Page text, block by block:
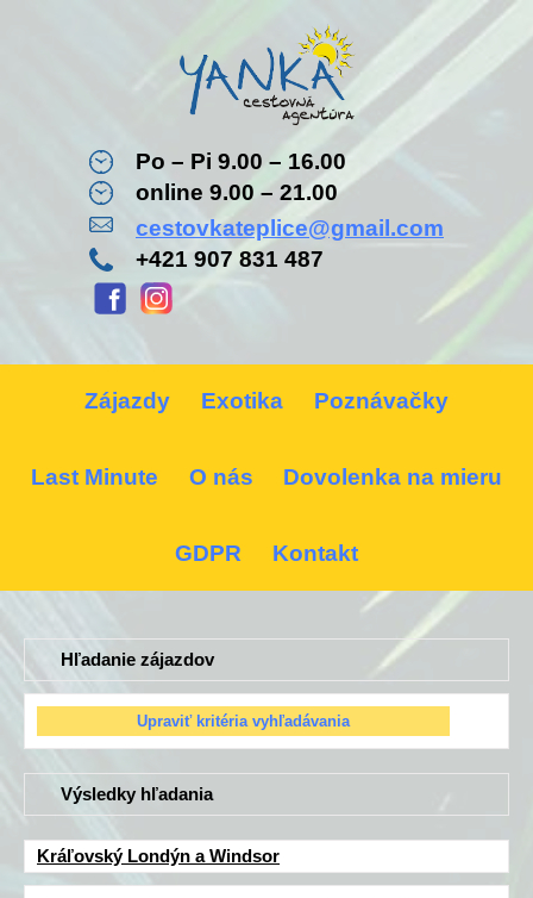
Po – Pi 9.00 – 16.00
online 9.00 – 21.00
cestovkateplice@gmail.com
+421 907 831 487
Zájazdy Exotika Poznávačky
Last Minute O nás Dovolenka na mieru
GDPR Kontakt
Hľadanie zájazdov
Výsledky hľadania
Kráľovský Londýn a Windsor